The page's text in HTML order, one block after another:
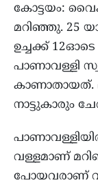
കോട്ടയം:
മറിഞ്ഞു. 25
ഉച്ചക്ക്
പാണാവള്ളി
കാണാതായത്.
നാട്ടുകാരും
വള്ളമാണ്
പോയവരാണ്